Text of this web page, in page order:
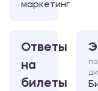
маркетинг
Ответы
на
билеты
по